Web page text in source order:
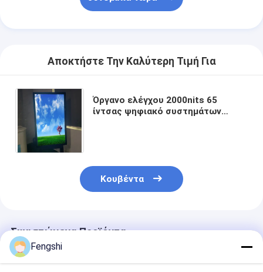
Αποκτήστε Την Καλύτερη Τιμή Για
Όργανο ελέγχου 2000nits 65
ίντσας ψηφιακό συστημάτων
Κουβέντα
Συνιστώμενα Προϊόντα
Fengshi